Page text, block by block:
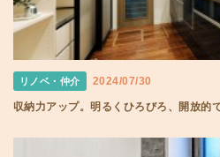
リノベ・仲介 2024/07/30
収納力アップ。明るくひろびろ、開放的